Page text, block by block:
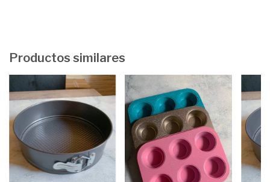
Productos similares